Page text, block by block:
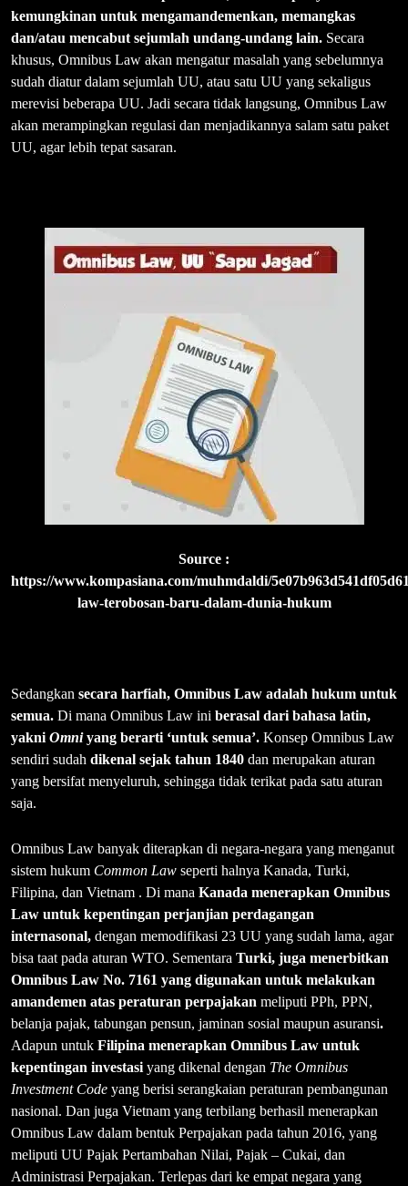
kemungkinan untuk mengamandemenkan, memangkas
dan/atau mencabut sejumlah undang-undang lain. Secara
khusus, Omnibus Law akan mengatur masalah yang sebelumnya
sudah diatur dalam sejumlah UU, atau satu UU yang sekaligus
merevisi beberapa UU. Jadi secara tidak langsung, Omnibus Law
akan merampingkan regulasi dan menjadikannya salam satu paket
UU, agar lebih tepat sasaran.
Source :
https://www.kompasiana.com/muhmdaldi/
law-terobosan-baru-dalam-dunia-hukum
Sedangkan secara harfiah, Omnibus Law adalah hukum untuk
semua. Di mana Omnibus Law ini berasal dari bahasa latin,
yakni Omniyang berarti ‘untuk semua’. Konsep Omnibus Law
sendiri sudah dikenal sejak tahun 1840 dan merupakan aturan
yang bersifat menyeluruh, sehingga tidak terikat pada satu aturan
saja.
Omnibus Law banyak diterapkan di negara-negara yang menganut
sistem hukum Common Law seperti halnya Kanada, Turki,
Filipina, dan Vietnam . Di mana Kanada menerapkan Omnibus
Law untuk kepentingan perjanjian perdagangan
internasonal, dengan memodifikasi 23 UU yang sudah lama, agar
bisa taat pada aturan WTO. Sementara Turki, juga menerbitkan
Omnibus Law No. 7161 yang digunakan untuk melakukan
amandemen atas peraturan perpajakan meliputi PPh, PPN,
belanja pajak, tabungan pensun, jaminan sosial maupun asuransi.
Adapun untuk Filipina menerapkan Omnibus Law untuk
kepentingan investasi yang dikenal dengan The Omnibus
Investment Code yang berisi serangkaian peraturan pembangunan
nasional. Dan juga Vietnam yang terbilang berhasil menerapkan
Omnibus Law dalam bentuk Perpajakan pada tahun 2016, yang
meliputi UU Pajak Pertambahan Nilai, Pajak – Cukai, dan
Administrasi Perpajakan. Terlepas dari ke empat negara yang